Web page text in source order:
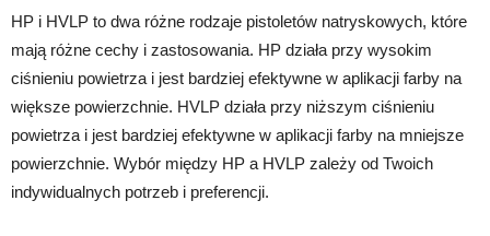
HP i HVLP to dwa różne rodzaje pistoletów natryskowych, które
mają różne cechy i zastosowania. HP działa przy wysokim
ciśnieniu powietrza i jest bardziej efektywne w aplikacji farby na
większe powierzchnie. HVLP działa przy niższym ciśnieniu
powietrza i jest bardziej efektywne w aplikacji farby na mniejsze
powierzchnie. Wybór między HP a HVLP zależy od Twoich
indywidualnych potrzeb i preferencji.